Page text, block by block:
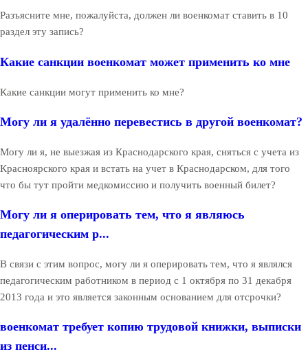
Разъясните мне, пожалуйста, должен ли военкомат ставить в 10
раздел эту запись?
Какие санкции военкомат может применить ко мне
Какие санкции могут применить ко мне?
Могу ли я удалённо перевестись в другой военкомат?
Могу ли я, не выезжая из Краснодарского края, сняться с учета из
Красноярского края и встать на учет в Краснодарском, для того
что бы тут пройти медкомиссию и получить военный билет?
Могу ли я оперировать тем, что я являюсь
педагогическим р...
В связи с этим вопрос, могу ли я оперировать тем, что я являлся
педагогическим работником в период с 1 октября по 31 декабря
2013 года и это является законным основанием для отсрочки?
военкомат требует копию трудовой книжки, выписки
из пенси...